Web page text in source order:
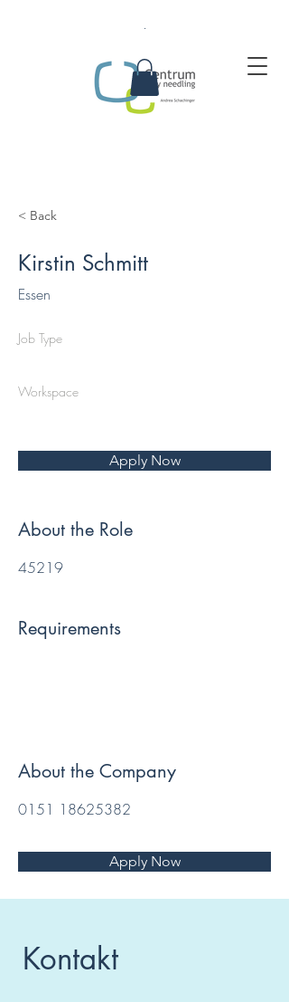
.
< Back
Kirstin Schmitt
Essen
Job Type
Workspace
Apply Now
About the Role
45219
Requirements
About the Company
0151 18625382
Apply Now
Kontakt